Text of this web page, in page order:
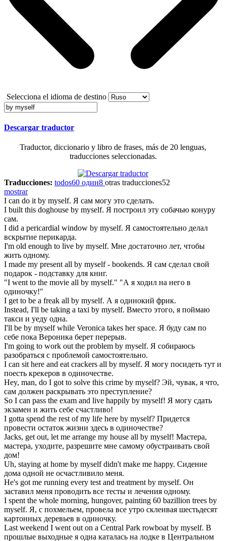
Selecciona el idioma de destino
Descargar traductor
Traductor, diccionario y libro de frases, más de 20 lenguas,
traducciones seleccionadas.
Traducciones: todos60 один8 otras traducciones52
mostrar
I can do itby myself. Я сам могу это сделать.
I built this doghouse by myself. Я построил эту собачью конуру
сам.
I did a pericardial window by myself. Я самостоятельно делал
вскрытие перикарда.
I'm old enough to live by myself. Мне достаточно лет, чтобы
жить одному.
I made my present all by myself- bookends. Я сам сделал свой
подарок - подставку для книг.
"I went to the movie all by myself." "А я ходил на него в
одиночку!"
I get to be a freak all by myself. А я одинокий фрик.
Instead, I'll be taking a taxi by myself. Вместо этого, я поймаю
такси и уеду одна.
I'll be by myselfwhile Veronica takes her space. Я буду сам по
себе пока Вероника берет перерыв.
I'm going to work out the problem by myself. Я собираюсь
разобраться с проблемой самостоятельно.
I can sit here and eat crackers all by myself. Я могу посидеть тут и
поесть крекеров в одиночестве.
Hey, man, do I got to solve this crime by myself? Эй, чувак, я что,
сам должен раскрывать это преступление?
So I can pass the exam and live happily by myself! Я могу сдать
экзамен и жить себе счастливо!
I gotta spend the rest of my life here by myself? Придется
провести остаток жизни здесь в одиночестве?
Jacks, get out, let me arrange my house all by myself! Мастера,
мастера, уходите, разрешите мне самому обустраивать свой
дом!
Uh, staying at home by myselfdidn't make me happy. Сидение
дома одной не осчастливило меня.
He's got me running every test and treatmentby myself. Он
заставил меня проводить все тесты и лечения одному.
I spent the whole morning, hungover, painting 60 bazillion trees by
myself. Я, с похмельем, провела все утро склеивая шестьдесят
картонных деревьев в одиночку.
Last weekend I went out on a Central Park rowboatby myself. В
прошлые выходные я одна каталась на лодке в Центральном